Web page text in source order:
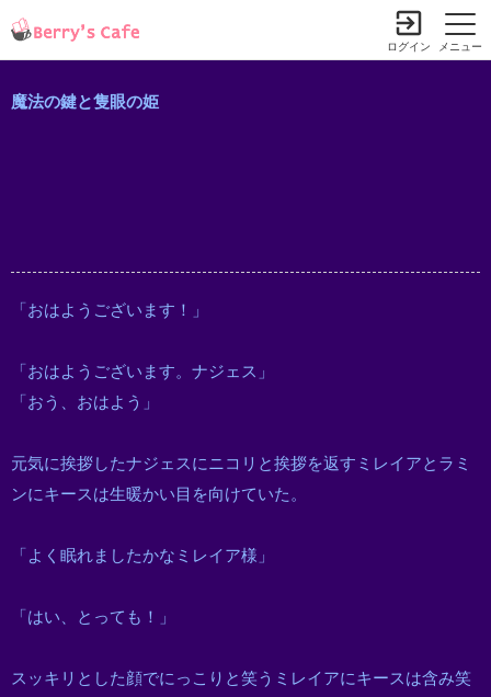
メニュー
ログイン
魔法の鍵と隻眼の姫
「おはようございます！」
「おはようございます。ナジェス」
「おう、おはよう」
元気に挨拶したナジェスにニコリと挨拶を返すミレイアとラミ
ンにキースは生暖かい目を向けていた。
「よく眠れましたかなミレイア様」
「はい、とっても！」
スッキリとした顔でにっこりと笑うミレイアにキースは含み笑